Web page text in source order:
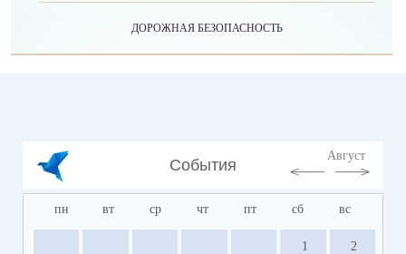
ДОРОЖНАЯ БЕЗОПАСНОСТЬ
События
Август
пн вт ср чт пт сб вс
1 2